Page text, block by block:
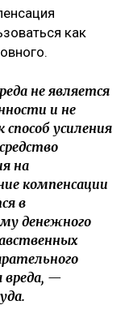
как
не является
и не
усиления
на
компенсации
в
денежного
вреда, —